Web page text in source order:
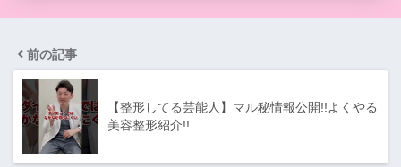
前の記事
【整形してる芸能人】マル秘情報公開!!よくやる
美容整形紹介!!…